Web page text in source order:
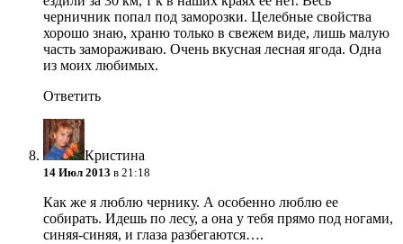
черничник попал под заморозки. Целебные свойства
хорошо знаю, храню только в свежем виде, лишь малую
часть замораживаю. Очень вкусная лесная ягода. Одна
из моих любимых.
Ответить
Кристина
14 Июл 2013 в 21:18
Как же я люблю чернику. А особенно люблю ее
собирать. Идешь по лесу, а она у тебя прямо под ногами,
синяя-синяя, и глаза разбегаются….